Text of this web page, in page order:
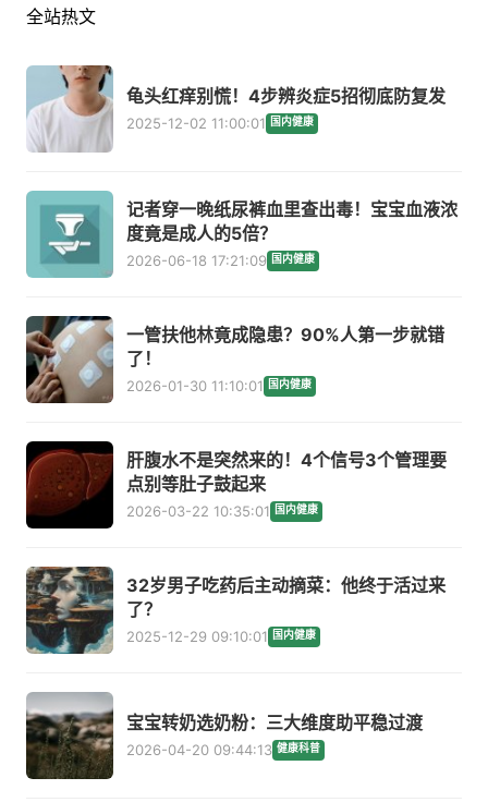
全站热文
龟头红痒别慌！4步辨炎症5招彻底防复发
2025-12-02 11:00:01 国内健康
记者穿一晚纸尿裤血里查出毒！宝宝血液浓
度竟是成人的5倍？
2026-06-18 17:21:09 国内健康
一管扶他林竟成隐患？90%人第一步就错
了！
2026-01-30 11:10:01 国内健康
肝腹水不是突然来的！4个信号3个管理要
点别等肚子鼓起来
2026-03-22 10:35:01 国内健康
32岁男子吃药后主动摘菜：他终于活过来
了？
2025-12-29 09:10:01 国内健康
宝宝转奶选奶粉：三大维度助平稳过渡
2026-04-20 09:44:13 健康科普